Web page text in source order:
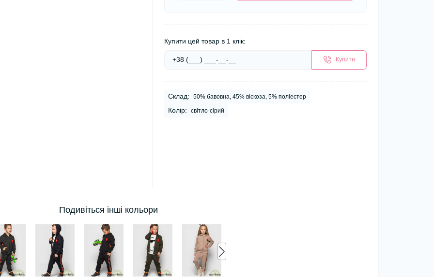
Подивіться інші кольори
Купити цей товар в 1 клік:
Купити
Склад: 50% бавовна, 45% віскоза, 5% поліестер
Колір: світло-сірий